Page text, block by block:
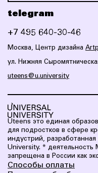
telegram
+7 495 640-30-46
Москва, Центр дизайна
ул. Нижняя
uteens@u.university
Uteens это eдиная
для подростков в сфере
индустрий, разработанная
University. * деятельность
запрещена в России как
Способы оплаты